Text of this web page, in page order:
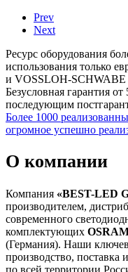
Prev
Next
Ресурс оборудования
использования только
и VOSSLOH-SCHWABE
Безусловная гарантия от
последующим
Более 1000
огромное успешно
О компании
Компания «BEST-LED
производителем,
современного
комплектующих
(Германия). Наши
производство, поставка
по всей территории